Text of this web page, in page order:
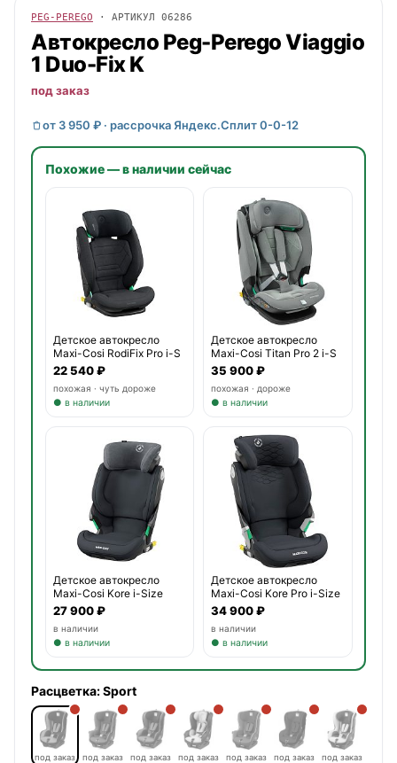
PEG-PEREGO · АРТИКУЛ 06286
Автокресло Peg-PeregoViaggio
1 Duo-Fix K
под заказ
от 3 950 ₽ · рассрочка Яндекс.Сплит 0-0-12
Похожие — в наличии сейчас
Детское автокресло
Maxi-Cosi RodiFix Pro i-S
22 540 ₽
похожая · чуть дороже
● в наличии
Детское автокресло
Maxi-Cosi Titan Pro 2 i-S
35 900 ₽
похожая · дороже
● в наличии
Детское автокресло
Maxi-Cosi Kore i-Size
27 900 ₽
в наличии
● в наличии
Детское автокресло
Maxi-Cosi Kore Pro i-Size
34 900 ₽
в наличии
● в наличии
Расцветка:Sport
под заказ под заказ под заказ под заказ под заказ под заказ под заказ